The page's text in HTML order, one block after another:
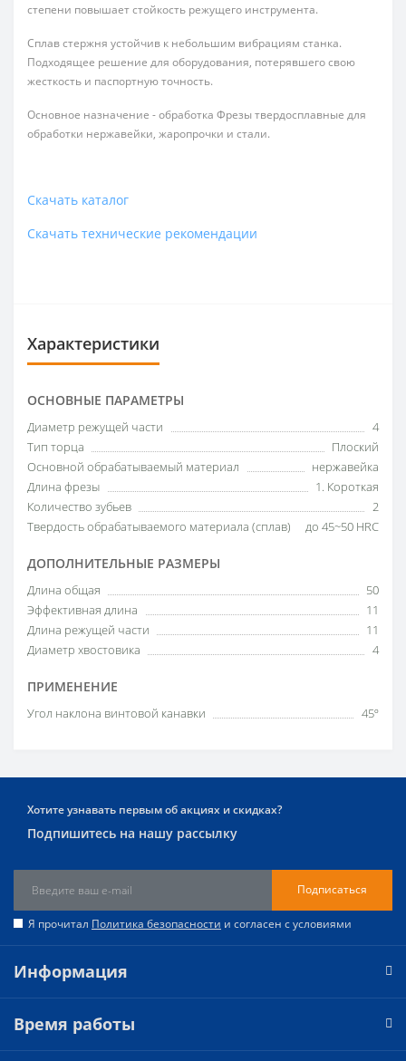
степени повышает стойкость режущего инструмента.
Сплав стержня устойчив к небольшим вибрациям станка.
Подходящее решение для оборудования, потерявшего свою
жесткость и паспортную точность.
Основное назначение - обработка Фрезы твердосплавные для
обработки нержавейки, жаропрочки и стали.
Скачать каталог
Скачать технические рекомендации
Характеристики
ОСНОВНЫЕ ПАРАМЕТРЫ
Диаметр режущей части
4
Тип торца
Плоский
Основной обрабатываемый материал
нержавейка
Длина фрезы
1. Короткая
Количество зубьев
2
Твердость обрабатываемого материала (сплав)
до 45~50 HRC
ДОПОЛНИТЕЛЬНЫЕ РАЗМЕРЫ
Длина общая
50
Эффективная длина
11
Длина режущей части
11
Диаметр хвостовика
4
ПРИМЕНЕНИЕ
Угол наклона винтовой канавки 45º
Хотите узнавать первым об акциях и скидках?
Подпишитесь на нашу рассылку
Подписаться
Я прочитал Политика безопасности и согласен с условиями
Информация
Время работы